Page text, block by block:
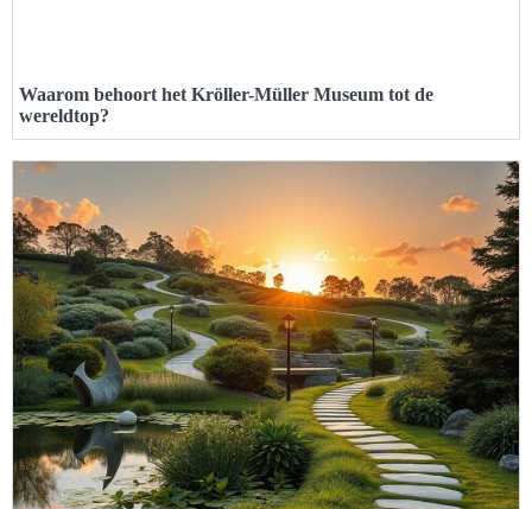
Waarom behoort het Kröller-Müller Museum tot de
wereldtop?